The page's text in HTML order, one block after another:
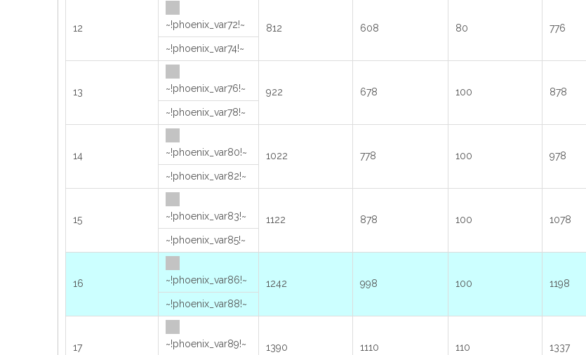
12 ~!phoenix_var72!~ 812 608 80 776
~!phoenix_var74!~
13 ~!phoenix_var76!~ 922 678 100 878
~!phoenix_var78!~
14 ~!phoenix_var80!~ 1022 778 100 978
~!phoenix_var82!~
15 ~!phoenix_var83!~ 1122 878 100 1078
~!phoenix_var85!~
16 ~!phoenix_var86!~ 1242 998 100 1198
~!phoenix_var88!~
17 ~!phoenix_var89!~ 1390 1110 110 1337